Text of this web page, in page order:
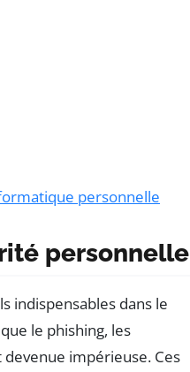
personnelle
personnelle
indispensables dans le
le phishing, les
impérieuse. Ces